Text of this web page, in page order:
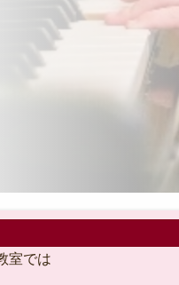
室では